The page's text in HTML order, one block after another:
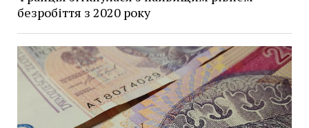
безробіття з 2020 року